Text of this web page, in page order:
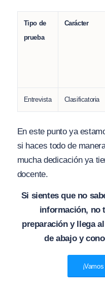
Tipo de
prueba
Carácter
Entrevista Clasificatoria
En este punto ya
si haces todo de
mucha dedicación ya
docente.
Si sientes que no
información, no
preparación y llega
de abajo y